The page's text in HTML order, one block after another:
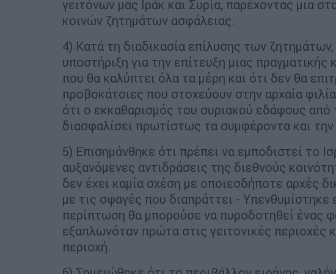
γειτόνων μας Ιράκ και Συρία, παρέχοντας μια
κοινών ζητημάτων ασφάλειας.
4) Κατά τη διαδικασία επίλυσης των
υποστήριξη για την επίτευξη μιας
που θα καλύπτει όλα τα μέρη και ότι δεν θα
προβοκάτσιες που στοχεύουν στην αρχαία
ότι ο εκκαθαρισμός του συριακού εδάφους από
διασφαλίσει πρωτίστως τα συμφέροντα και
5) Επισημάνθηκε ότι πρέπει να εμποδιστεί το
αυξανόμενες αντιδράσεις της διεθνούς
δεν έχει καμία σχέση με οποιεσδήποτε αρχές
με τις σφαγές που διαπράττει - Υπενθυμίστηκε
περίπτωση θα μπορούσε να πυροδοτηθεί ένας
εξαπλωνόταν πρώτα στις γειτονικές περιοχές
περιοχή.